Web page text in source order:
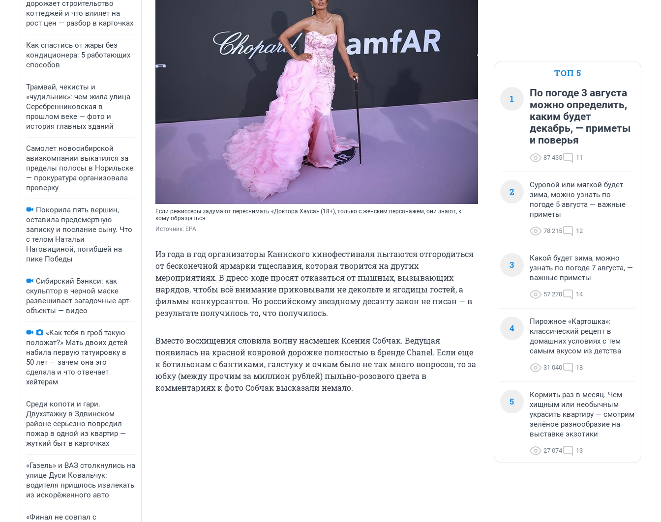
дорожает строительство
коттеджей и что влияет на
рост цен — разбор в карточках
Как спастись от жары без
кондиционера: 5 работающих
способов
Трамвай, чекисты и
«чудильник»: чем жила улица
Серебренниковская в
прошлом веке — фото и
история главных зданий
Самолет новосибирской
авиакомпании выкатился за
пределы полосы в Норильске
— прокуратура организовала
проверку
Покорила пять вершин,
оставила предсмертную
записку и послание сыну. Что
с телом Натальи
Наговициной, погибшей на
пике Победы
Сибирский Бэнкси: как
скульптор в черной маске
развешивает загадочные арт-
объекты — видео
«Как тебя в гроб такую
положат?» Мать двоих детей
набила первую татуировку в
50 лет — зачем она это
сделала и что отвечает
хейтерам
Среди копоти и гари.
Двухэтажку в Здвинском
районе серьезно повредил
пожар в одной из квартир —
жуткий быт в карточках
«Газель» и ВАЗ столкнулись на
улице Дуси Ковальчук:
водителя пришлось извлекать
из искорёженного авто
«Финал не совпал с
Если режиссеры задумают переснимать «Доктора Хауса» (18+), только с женским персонажем, они знают, к
кому обращаться
Источник: EPA
Из года в год организаторы Каннского кинофестиваля пытаются отгородиться
от бесконечной ярмарки тщеславия, которая творится на других
мероприятиях. В дресс-коде просят отказаться от пышных, вызывающих
нарядов, чтобы всё внимание приковывали не декольте и ягодицы гостей, а
фильмы конкурсантов. Но российскому звездному десанту закон не писан — в
результате получилось то, что получилось.
Вместо восхищения словила волну насмешек Ксения Собчак. Ведущая
появилась на красной ковровой дорожке полностью в бренде Chanel. Если еще
к ботильонам с бантиками, галстуку и очкам было не так много вопросов, то за
юбку (между прочим за миллион рублей) пыльно-розового цвета в
комментариях к фото Собчак высказали немало.
ТОП 5
1
По погоде 3 августа
можно определить,
каким будет
декабрь, — приметы
и поверья
87 435 11
2
Суровой или мягкой будет
зима, можно узнать по
погоде 5 августа — важные
приметы
78 215 12
3
Какой будет зима, можно
узнать по погоде 7 августа, —
важные приметы
57 270 14
4
Пирожное «Картошка»:
классический рецепт в
домашних условиях с тем
самым вкусом из детства
31 040 18
5
Кормить раз в месяц. Чем
хищным или необычным
украсить квартиру — смотрим
зелёное разнообразие на
выставке экзотики
27 074 13